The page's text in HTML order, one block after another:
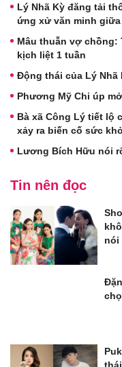
Lý Nhã Kỳ đăng tải
ứng xử văn minh giữa
Mâu thuẫn vợ chồng:
kịch liệt 1 tuần
Động thái của Lý Nhã
Phương Mỹ Chi úp
Bà xã Công Lý tiết lộ
xảy ra biến cố sức
Lương Bích Hữu nói
Tin nên đọc
nói